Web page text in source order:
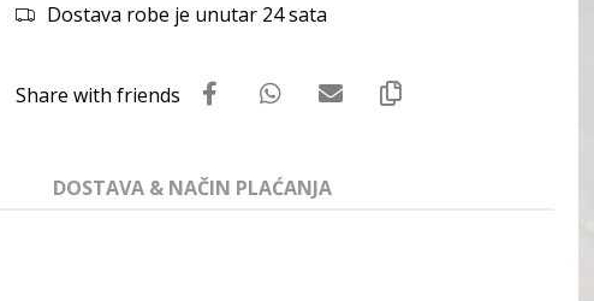
Dostava robe je unutar 24 sata
DOSTAVA & NAČIN PLAĆANJA